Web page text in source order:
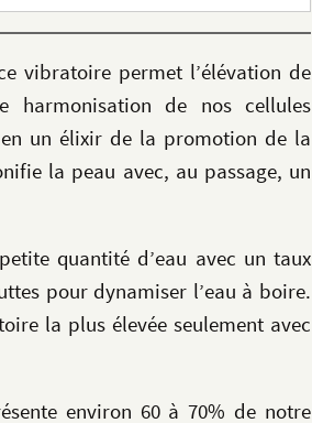
vibratoire permet l’élévation de
harmonisation de nos cellules
un élixir de la promotion de la
la peau avec, au passage, un
quantité d’eau avec un taux
pour dynamiser l’eau à boire.
la plus élevée seulement avec
environ 60 à 70% de notre